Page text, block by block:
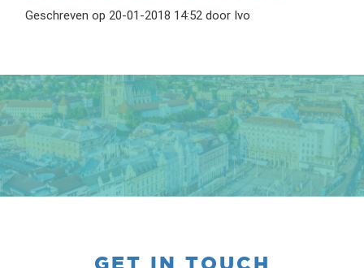
Geschreven op 20-01-2018 14:52 door Ivo
GET IN TOUCH